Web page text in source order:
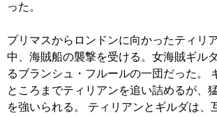
った。
プリマスからロンドンに向かったティリ
中、海賊船の襲撃を受ける。女海賊ギル
るブランシュ・フルールの一団だった。
ところまでティリアンを追い詰めるが、
を強いられる。 ティリアンとギルダは、